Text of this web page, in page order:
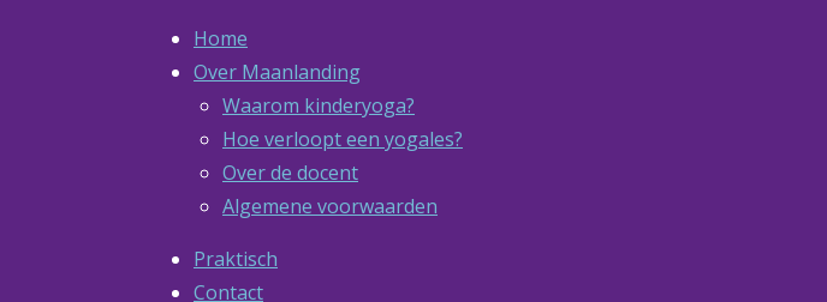
m
Home
Over Maanlanding
Waarom kinderyoga?
Hoe verloopt een yogales?
Over de docent
Algemene voorwaarden
Praktisch
Contact